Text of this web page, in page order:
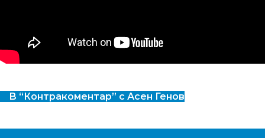
В “Контракоментар” с Асен Генов